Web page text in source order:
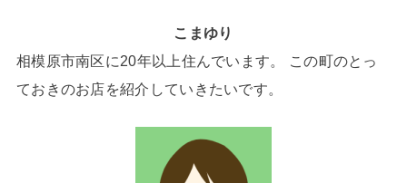
こまゆり
相模原市南区に20年以上住んでいます。 この町のとっ
ておきのお店を紹介していきたいです。